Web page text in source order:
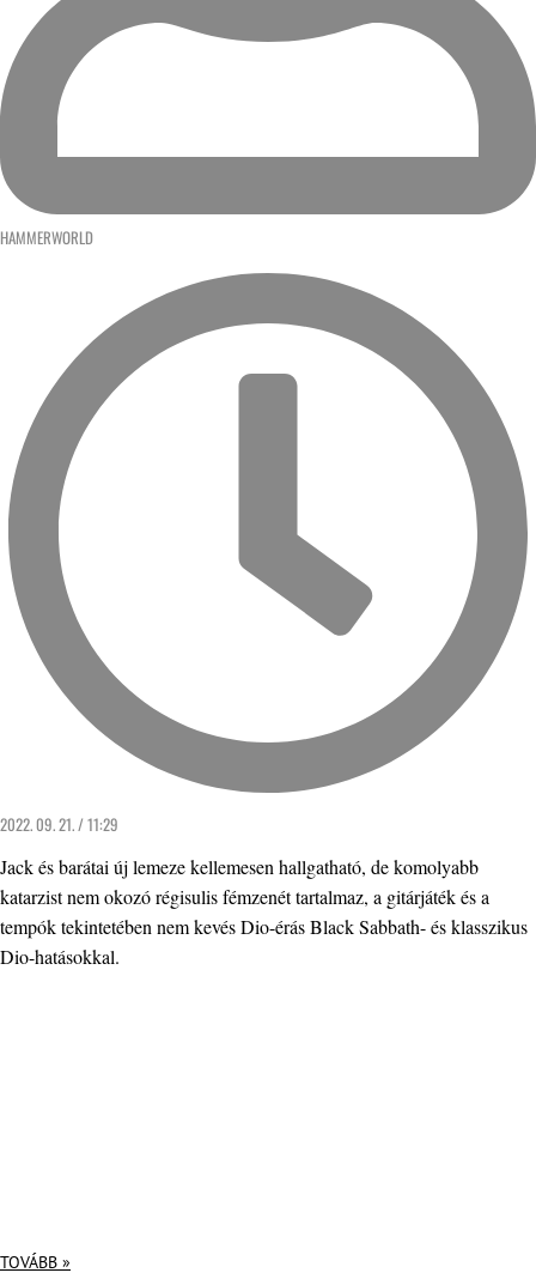
HAMMERWORLD
2022. 09. 21. / 11:29
Jack és barátai új lemeze kellemesen hallgatható, de komolyabb
katarzist nem okozó régisulis fémzenét tartalmaz, a gitárjáték és a
tempók tekintetében nem kevés Dio-érás Black Sabbath- és klasszikus
Dio-hatásokkal.
TOVÁBB »